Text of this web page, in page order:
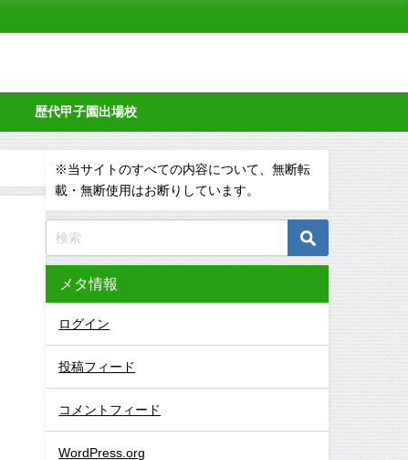
歴代甲子園出場校
※当サイトのすべての内容について、無断転
載・無断使用はお断りしています。
メタ情報
ログイン
投稿フィード
コメントフィード
WordPress.org